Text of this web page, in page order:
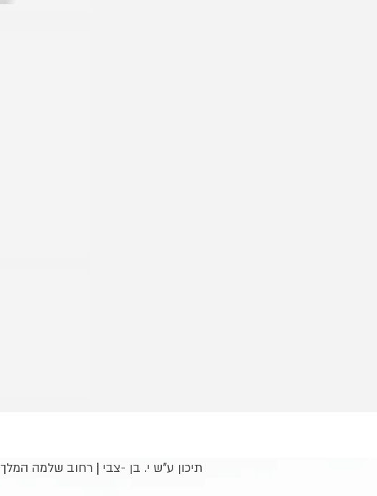
תיכון ע"ש י. בן -צבי | רחוב שלמה המלך 31, קריית אונו | טלפון : 03-6350425 | פקס : 03-5349223 |